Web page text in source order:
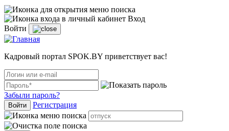
Вход
Войти
Кадровый портал SPOK.BY приветствует вас!
Забыли пароль?
Войти Регистрация